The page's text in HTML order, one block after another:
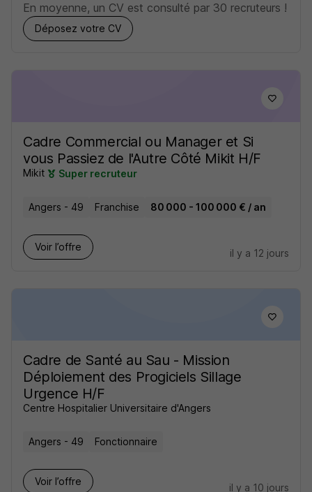
En moyenne, un CV est consulté par 30 recruteurs !
Déposez votre CV
Cadre Commercial ou Manager et Si
vous Passiez de l'Autre Côté Mikit H/F
Mikit Super recruteur
Angers - 49 Franchise 80 000 - 100 000 € / an
Voir l’offre
il y a 12 jours
Cadre de Santé au Sau - Mission
Déploiement des Progiciels Sillage
Urgence H/F
Centre Hospitalier Universitaire d'Angers
Angers - 49 Fonctionnaire
Voir l’offre
il y a 10 jours